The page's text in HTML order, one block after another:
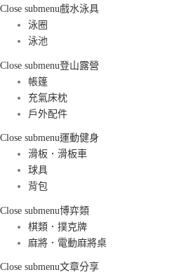
Close submenu戲水泳具
泳圈
泳池
Close submenu登山露營
帳篷
充氣床枕
戶外配件
Close submenu運動健身
滑板．滑板車
球具
背包
Close submenu博弈類
棋類．撲克牌
麻將．電動麻將桌
Close submenu文章分享